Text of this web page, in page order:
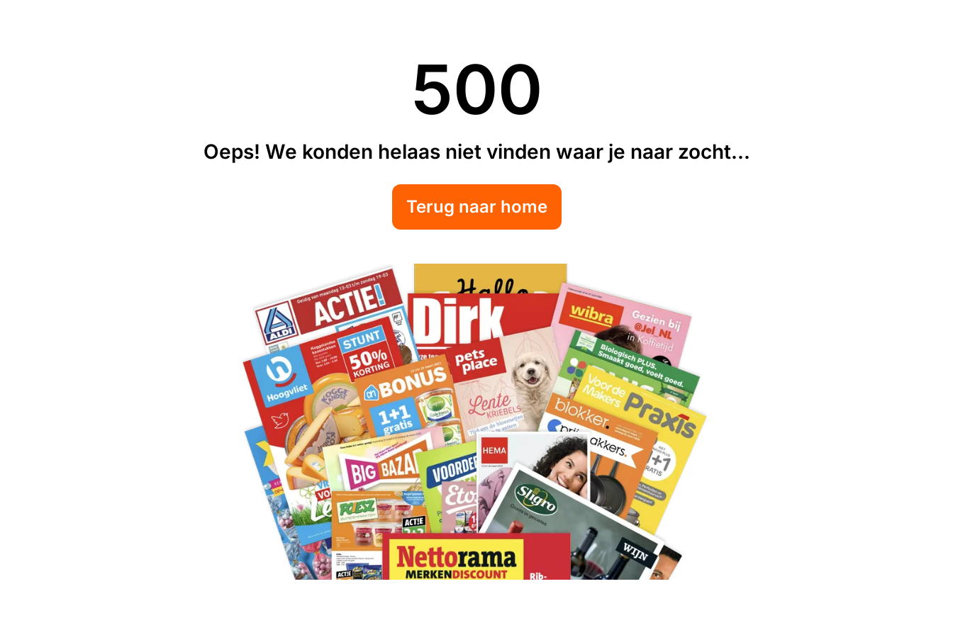
500
Oeps! We konden helaas niet vinden waar je naar zocht...
Terug naar home